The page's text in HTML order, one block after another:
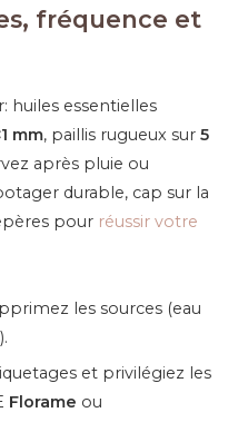
fréquence et
huiles essentielles
mm, paillis rugueux sur 5
après pluie ou
durable, cap sur la
pour réussir votre
les sources (eau
et privilégiez les
Florame ou